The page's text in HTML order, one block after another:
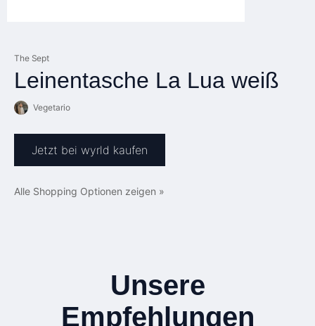
The Sept
Leinentasche La Lua weiß
Vegetario
Jetzt bei wyrld kaufen
Alle Shopping Optionen zeigen »
Unsere
Empfehlungen